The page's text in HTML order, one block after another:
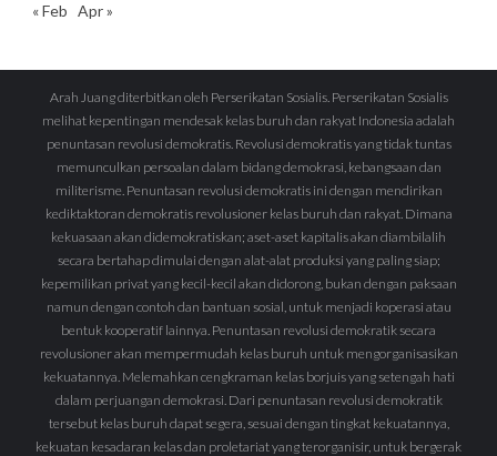
« Feb Apr »
Arah Juang diterbitkan oleh Perserikatan Sosialis. Perserikatan Sosialis
melihat kepentingan mendesak kelas buruh dan rakyat Indonesia adalah
penuntasan revolusi demokratis. Revolusi demokratis yang tidak tuntas
memunculkan persoalan dalam bidang demokrasi, kebangsaan dan
militerisme. Penuntasan revolusi demokratis ini dengan mendirikan
kediktaktoran demokratis revolusioner kelas buruh dan rakyat. Dimana
kekuasaan akan didemokratiskan; aset-aset kapitalis akan diambilalih
secara bertahap dimulai dengan alat-alat produksi yang paling siap;
kepemilikan privat yang kecil-kecil akan didorong, bukan dengan paksaan
namun dengan contoh dan bantuan sosial, untuk menjadi koperasi atau
bentuk kooperatif lainnya. Penuntasan revolusi demokratik secara
revolusioner akan mempermudah kelas buruh untuk mengorganisasikan
kekuatannya. Melemahkan cengkraman kelas borjuis yang setengah hati
dalam perjuangan demokrasi. Dari penuntasan revolusi demokratik
tersebut kelas buruh dapat segera, sesuai dengan tingkat kekuatannya,
kekuatan kesadaran kelas dan proletariat yang terorganisir, untuk bergerak